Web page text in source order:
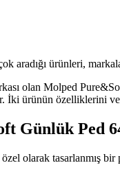
aradığı ürünleri,
olan Molped
İki ürünün özelliklerini
Günlük Ped
olarak tasarlanmış bir